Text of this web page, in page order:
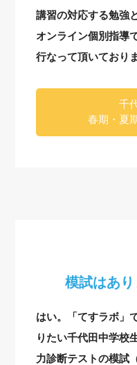
講習の対応する勉強
オンライン個別指導
行なって頂いており
千
春期・夏
模試はあ
はい。「てすラボ」
りたい千代田中学校
力診断テストの模試